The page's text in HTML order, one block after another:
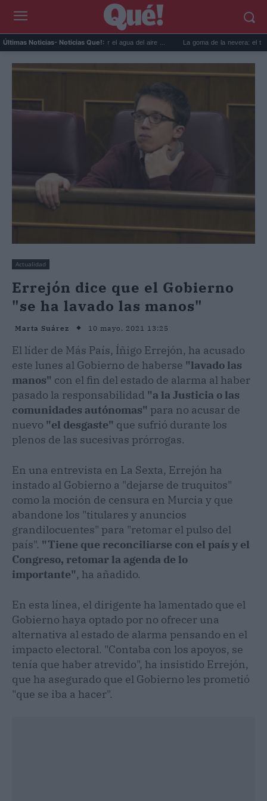
Últimas Noticias- Noticias Que!:
prácticos para reutilizar el agua del aire ... La goma de la nevera: el truco del
Actualidad
Errejón dice que el Gobierno
"se ha lavado las manos"
Marta Suárez 10 mayo, 2021 13:25
El líder de Más País, Íñigo Errejón, ha acusado
este lunes al Gobierno de haberse "lavado las
manos" con el fin del estado de alarma al haber
pasado la responsabilidad "a la Justicia o las
comunidades autónomas" para no acusar de
nuevo "el desgaste" que sufrió durante los
plenos de las sucesivas prórrogas.
En una entrevista en La Sexta, Errejón ha
instado al Gobierno a "dejarse de truquitos"
como la moción de censura en Murcia y que
abandone los "titulares y anuncios
grandilocuentes" para "retomar el pulso del
país". "Tiene que reconciliarse con el país y el
Congreso, retomar la agenda de lo
importante", ha añadido.
En esta línea, el dirigente ha lamentado que el
Gobierno haya optado por no ofrecer una
alternativa al estado de alarma pensando en el
impacto electoral. "Contaba con los apoyos, se
tenía que haber atrevido", ha insistido Errejón,
que ha asegurado que el Gobierno les prometió
"que se iba a hacer".